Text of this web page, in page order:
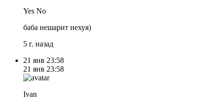
Yes No
баба нешарит нехуя)
5 г. назад
21 янв 23:58
21 янв 23:58
Ivan